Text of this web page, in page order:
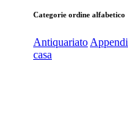
Categorie ordine alfabetico
Antiquariato
casa